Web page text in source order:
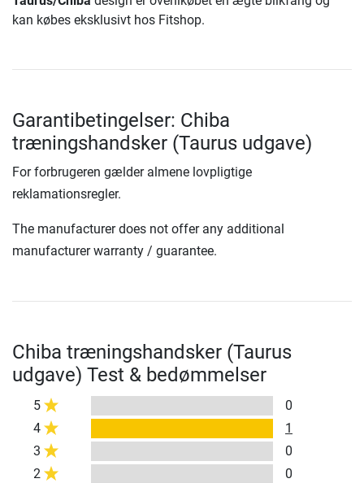
kan købes eksklusivt hos Fitshop.
Garantibetingelser: Chiba
træningshandsker (Taurus udgave)
For forbrugeren gælder almene lovpligtige
reklamationsregler.
The manufacturer does not offer any additional
manufacturer warranty / guarantee.
Chiba træningshandsker (Taurus
udgave) Test & bedømmelser
5
0
4
1
3
0
2
0